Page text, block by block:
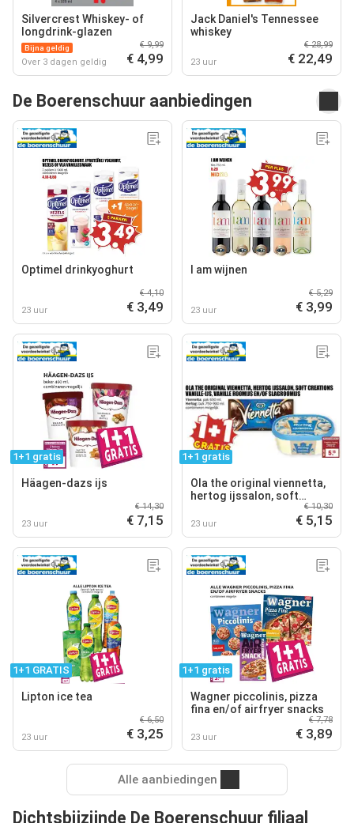
Silvercrest Whiskey- of
longdrink-glazen
Bijna geldig
Over 3 dagen geldig
€ 9,99
€ 4,99
Jack Daniel's Tennessee
whiskey
23 uur
€ 28,99
€ 22,49
De Boerenschuur aanbiedingen
Optimel drinkyoghurt
23 uur
€ 4,10
€ 3,49
I am wijnen
23 uur
€ 5,29
€ 3,99
1+1 gratis
Häagen-dazs ijs
23 uur
€ 14,30
€ 7,15
1+1 gratis
Ola the original viennetta,
hertog ijssalon, soft
vanille roomijs en/of
23 uur
€ 10,30
€ 5,15
1+1 GRATIS
Lipton ice tea
23 uur
€ 6,50
€ 3,25
1+1 gratis
Wagner piccolinis, pizza
fina en/of airfryer snacks
23 uur
€ 7,78
€ 3,89
Alle aanbiedingen
Dichtsbijzijnde De Boerenschuur filiaal